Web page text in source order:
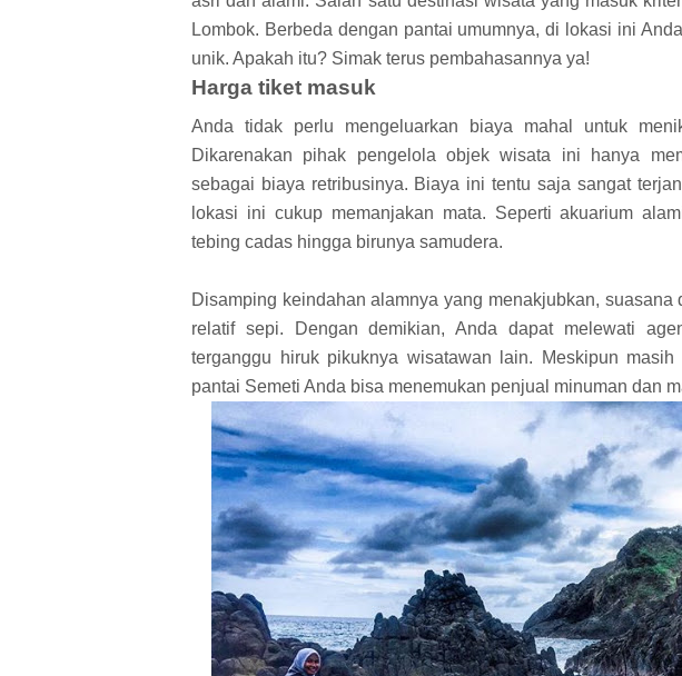
Lombok. Berbeda dengan pantai umumnya, di lokasi ini
unik. Apakah itu? Simak terus pembahasannya ya!
Harga tiket masuk
Anda tidak perlu mengeluarkan biaya mahal untuk
Dikarenakan pihak pengelola objek wisata ini hanya
sebagai biaya retribusinya. Biaya ini tentu saja sangat
lokasi ini cukup memanjakan mata. Seperti akuarium
tebing cadas hingga birunya samudera.
Disamping keindahan alamnya yang menakjubkan,
relatif sepi. Dengan demikian, Anda dapat melewati
terganggu hiruk pikuknya wisatawan lain. Meskipun
pantai Semeti Anda bisa menemukan penjual minuman dan